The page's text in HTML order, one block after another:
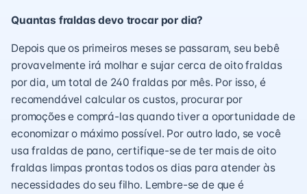
Quantas fraldas devo trocar por dia?
Depois que os primeiros meses se passaram, seu bebê
provavelmente irá molhar e sujar cerca de oito fraldas
por dia, um total de 240 fraldas por mês. Por isso, é
recomendável calcular os custos, procurar por
promoções e comprá-las quando tiver a oportunidade de
economizar o máximo possível. Por outro lado, se você
usa fraldas de pano, certifique-se de ter mais de oito
fraldas limpas prontas todos os dias para atender às
necessidades do seu filho. Lembre-se de que é